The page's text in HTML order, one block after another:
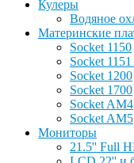
Кулеры
Водяное
Материнские
Socket 1150
Socket
Socket 1200
Socket 1700
Socket AM4
Socket AM5
Мониторы
21.5'' Full